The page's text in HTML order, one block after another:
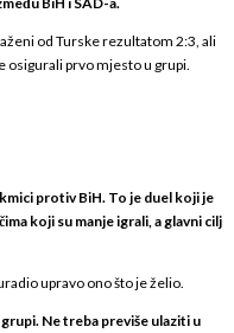
od Turske rezultatom 2:3, ali
osigurali prvo mjesto u grupi.
protiv BiH. To je duel koji je
koji su manje igrali, a glavni cilj
upravo ono što je želio.
Ne treba previše ulaziti u